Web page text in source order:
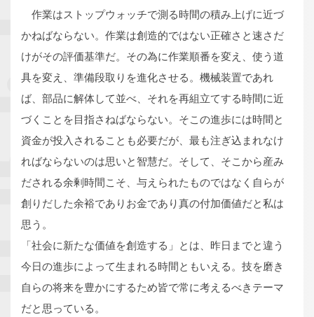
作業はストップウォッチで測る時間の積み上げに近づ
かねばならない。作業は創造的ではない正確さと速さだ
けがその評価基準だ。その為に作業順番を変え、使う道
具を変え、準備段取りを進化させる。機械装置であれ
ば、部品に解体して並べ、それを再組立てする時間に近
づくことを目指さねばならない。そこの進歩には時間と
資金が投入されることも必要だが、最も注ぎ込まれなけ
ればならないのは思いと智慧だ。そして、そこから産み
だされる余剰時間こそ、与えられたものではなく自らが
創りだした余裕でありお金であり真の付加価値だと私は
思う。
「社会に新たな価値を創造する」とは、昨日までと違う
今日の進歩によって生まれる時間ともいえる。技を磨き
自らの将来を豊かにするため皆で常に考えるべきテーマ
だと思っている。